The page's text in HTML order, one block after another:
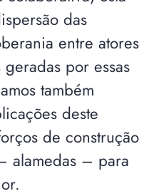
das
entre atores
por essas
também
deste
de construção
alamedas – para